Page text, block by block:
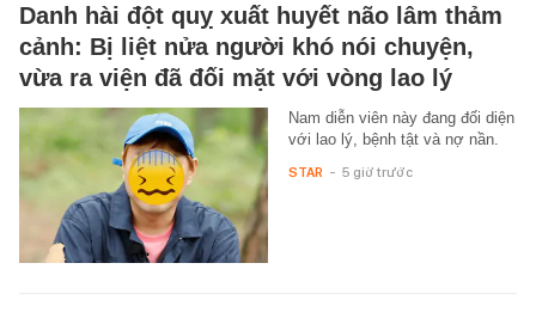
Danh hài đột quỵ xuất huyết não lâm thảm
cảnh: Bị liệt nửa người khó nói chuyện,
vừa ra viện đã đối mặt với vòng lao lý
Nam diễn viên này đang đối diện
với lao lý, bệnh tật và nợ nần.
STAR - 5 giờ trước